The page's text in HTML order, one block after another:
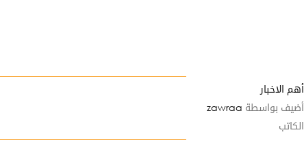
أهم الاخبار
أضيف بواسطة
الكاتب